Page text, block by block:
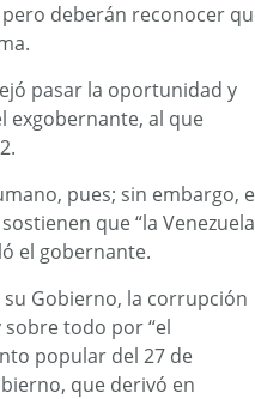
deberán reconocer
pasar la oportunidad y
exgobernante, al que
pues; sin embargo,
que “la Venezuela
el gobernante.
su Gobierno, la corrupción
todo por “el
popular del 27 de
que derivó en